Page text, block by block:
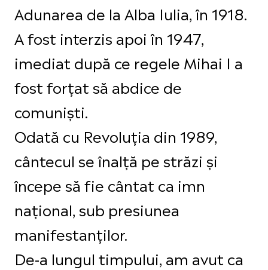
Adunarea de la Alba Iulia, în 1918.
A fost interzis apoi în 1947,
imediat după ce regele Mihai I a
fost forțat să abdice de
comuniști.
Odată cu Revoluția din 1989,
cântecul se înalță pe străzi și
începe să fie cântat ca imn
național, sub presiunea
manifestanților.
De-a lungul timpului, am avut ca